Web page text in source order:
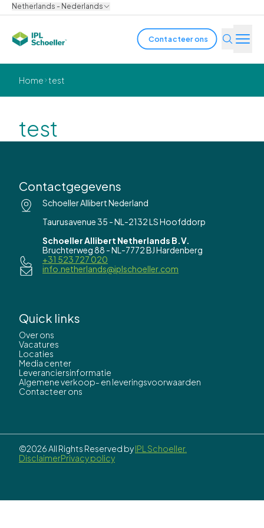
Netherlands - Nederlands
Contacteer ons
Industrie
Innovatie
Over ons
Vacatures Locaties Brochures Media center Events
Obligatiehoudersrapporten
Home test
test
Contactgegevens
Schoeller Allibert Nederland
Taurusavenue 35 - NL-2132 LS Hoofddorp
Schoeller Allibert Netherlands B.V.
Bruchterweg 88 - NL-7772 BJ Hardenberg
+31 523 727 020
info.netherlands@iplschoeller.com
Quick links
Over ons
Vacatures
Locaties
Media center
Leveranciersinformatie
Algemene verkoop- en leveringsvoorwaarden
Contacteer ons
©2026 All Rights Reserved byIPL Schoeller.
DisclaimerPrivacy policy